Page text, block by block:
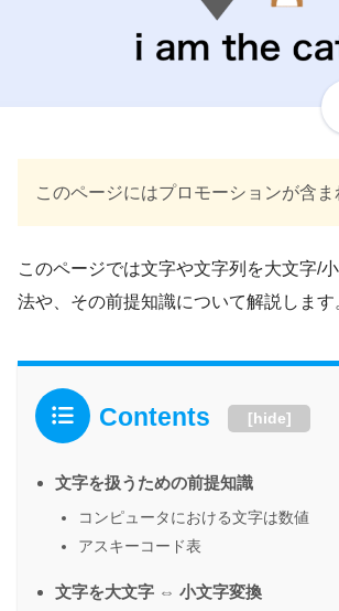
このページにはプロモーションが含
このページでは文字や文字列を大文字/
法や、その前提知識について解説します
Contents [hide]
文字を扱うための前提知識
コンピュータにおける文字は数値
アスキーコード表
文字を大文字 ⇔ 小文字変換